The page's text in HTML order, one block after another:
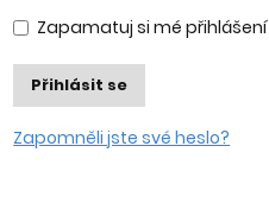
Zapamatuj si mé
Přihlásit se
Zapomněli jste své heslo?